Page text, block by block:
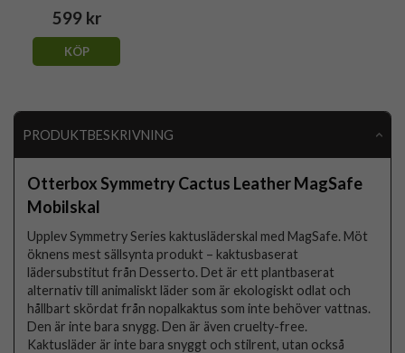
599 kr
KÖP
PRODUKTBESKRIVNING
Otterbox Symmetry Cactus Leather MagSafe
Mobilskal
Upplev Symmetry Series kaktusläderskal med MagSafe. Möt
öknens mest sällsynta produkt – kaktusbaserat
lädersubstitut från Desserto. Det är ett plantbaserat
alternativ till animaliskt läder som är ekologiskt odlat och
hållbart skördat från nopalkaktus som inte behöver vattnas.
Den är inte bara snygg. Den är även cruelty-free.
Kaktusläder är inte bara snyggt och stilrent, utan också